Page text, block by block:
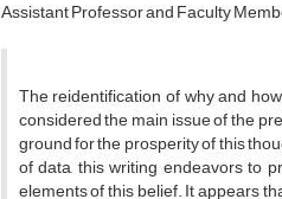
Assistant Professor and Faculty
The reidentification of why and
considered the main issue of the
ground for the prosperity of this
of data, this writing endeavors to
elements of this belief. It appears